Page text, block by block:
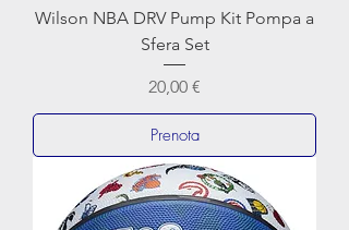
Wilson NBA DRV Pump Kit Pompa a
Sfera Set
Prezzo
20,00 €
Prenota